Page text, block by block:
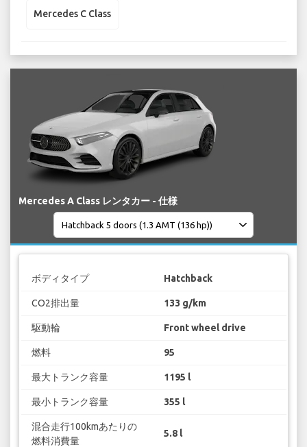
Mercedes C Class
Mercedes A Class レンタカー - 仕様
ボディタイプ Hatchback
CO2排出量 133 g/km
駆動輪 Front wheel drive
燃料 95
最大トランク容量 1195 l
最小トランク容量 355 l
混合走行100kmあたりの
燃料消費量
5.8 l